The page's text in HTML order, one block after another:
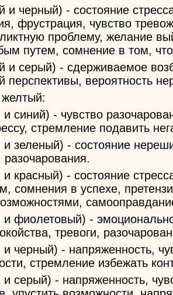
и черный) - состояние
фрустрация, чувство
проблему, желание
путем, сомнение в том, что
и серый) - сдерживаемое
перспективы, вероятность
синий) - чувство
стремление подавить
зеленый) - состояние
разочарования.
красный) - состояние
сомнения в успехе,
фиолетовый) -
тревоги,
черный) - напряженность,
стремление избежать
серый) - напряженность,